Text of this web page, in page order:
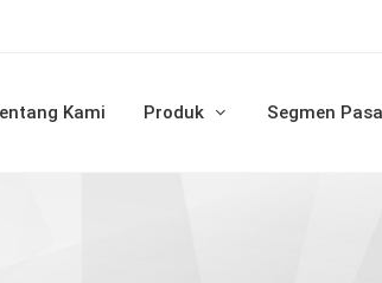
Kami Produk Segmen